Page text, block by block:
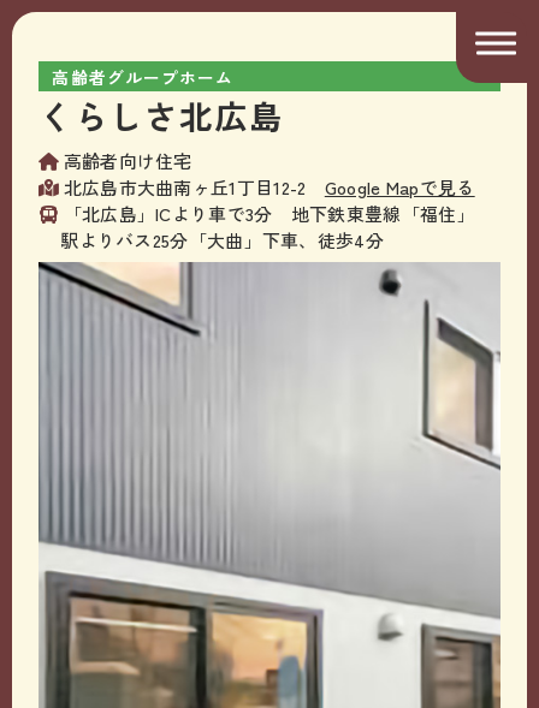
高齢者グループホーム
くらしさ北広島
高齢者向け住宅
北広島市大曲南ヶ丘1丁目12-2 Google Mapで見る
「北広島」ICより車で3分 地下鉄東豊線「福住」
駅よりバス25分「大曲」下車、徒歩4分